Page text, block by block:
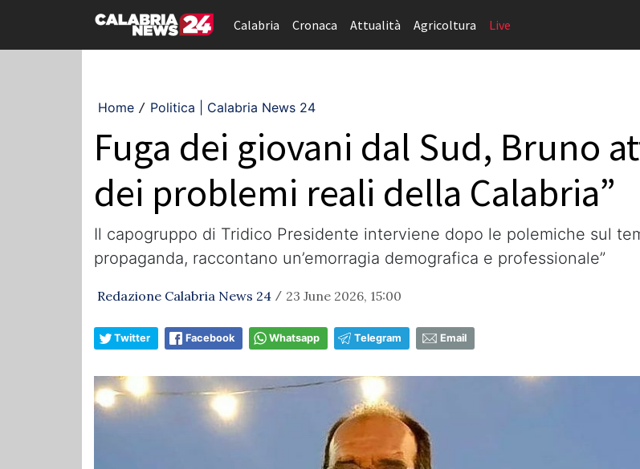
Calabria Cronaca Attualità Agricoltura Live
Home / Politica | Calabria News 24
Fuga dei giovani dal Sud, Bruno
dei problemi reali della Calabria”
Il capogruppo di Tridico Presidente interviene dopo le polemiche sul
propaganda, raccontano un’emorragia demografica e professionale”
Redazione Calabria News 24 / 23 June 2026, 15:00
Twitter Facebook Whatsapp Telegram Email